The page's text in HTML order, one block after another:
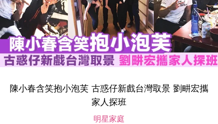
陳小春含笑抱小泡芙 古惑仔新戲台灣取景 劉畊宏攜
家人探班
明星家庭